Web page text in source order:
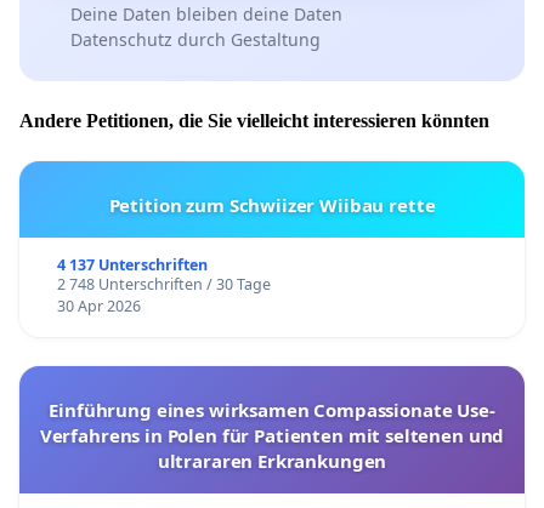
Deine Daten bleiben deine Daten
Datenschutz durch Gestaltung
Andere Petitionen, die Sie vielleicht interessieren könnten
Petition zum Schwiizer Wiibau rette
4 137 Unterschriften
2 748 Unterschriften / 30 Tage
30 Apr 2026
Einführung eines wirksamen Compassionate Use-
Verfahrens in Polen für Patienten mit seltenen und
ultrararen Erkrankungen